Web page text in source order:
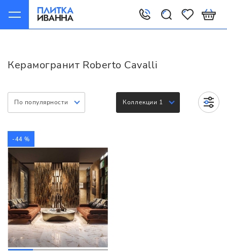
Керамогранит Roberto Cavalli
По популярности Коллекции 1
-44 %